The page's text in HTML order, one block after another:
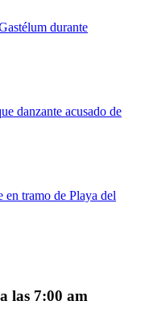
durante
danzante acusado de
en tramo de Playa del
las 7:00 am